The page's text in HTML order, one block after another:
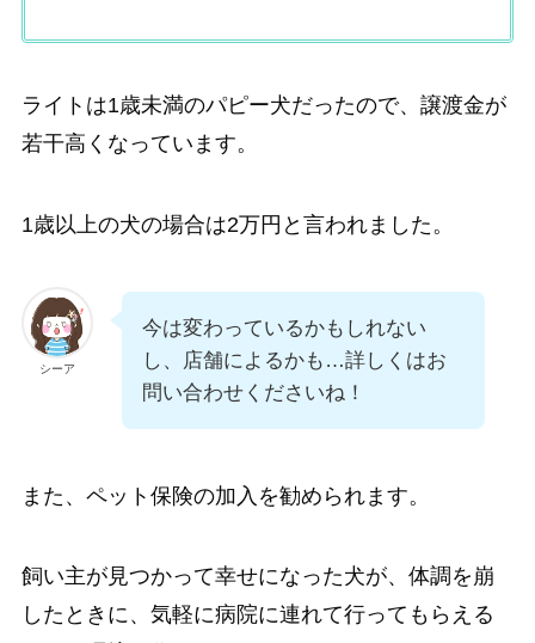
ライトは1歳未満のパピー犬だったので、譲渡金が
若干高くなっています。
1歳以上の犬の場合は2万円と言われました。
シーア
今は変わっているかもしれない
し、店舗によるかも…詳しくはお
問い合わせくださいね！
また、ペット保険の加入を勧められます。
飼い主が見つかって幸せになった犬が、体調を崩
したときに、気軽に病院に連れて行ってもらえる